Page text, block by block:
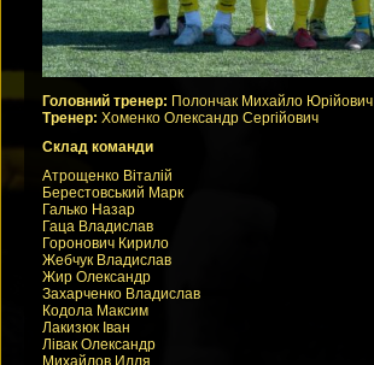
Головний тренер: Полончак Михайло Юрійович
Тренер: Хоменко Олександр Сергійович
Склад команди
Атрощенко Віталій
Берестовський Марк
Галько Назар
Гаца Владислав
Горонович Кирило
Жебчук Владислав
Жир Олександр
Захарченко Владислав
Кодола Максим
Лакизюк Іван
Лівак Олександр
Михайлов Илля